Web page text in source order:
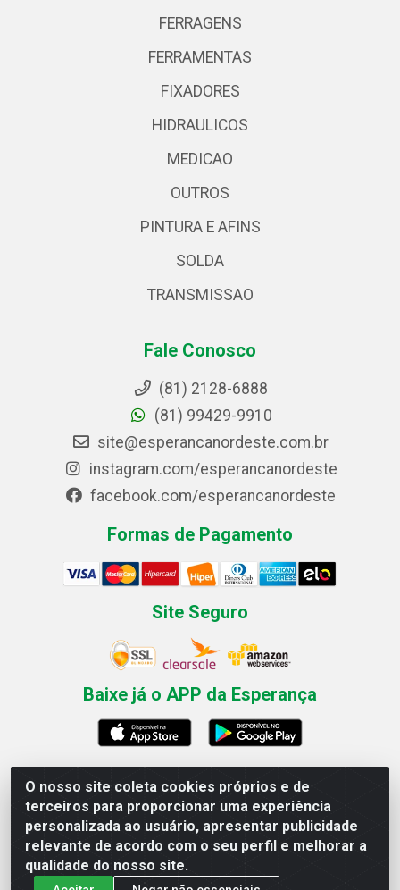
O nosso site coleta cookies próprios e de
terceiros para proporcionar uma experiência
personalizada ao usuário, apresentar publicidade
relevante de acordo com o seu perfil e melhorar a
qualidade do nosso site.
FERRAGENS
FERRAMENTAS
FIXADORES
HIDRAULICOS
MEDICAO
OUTROS
PINTURA E AFINS
SOLDA
TRANSMISSAO
Fale Conosco
(81) 2128-6888
(81) 99429-9910
site@esperancanordeste.com.br
instagram.com/esperancanordeste
facebook.com/esperancanordeste
Formas de Pagamento
Site Seguro
Baixe já o APP da Esperança
Esperança Nordeste - Rua Professor Caldas Filho, 291 -
Estância - Recife / PE CEP: 50771-335 - CNPJ
03.666.136/0001-23